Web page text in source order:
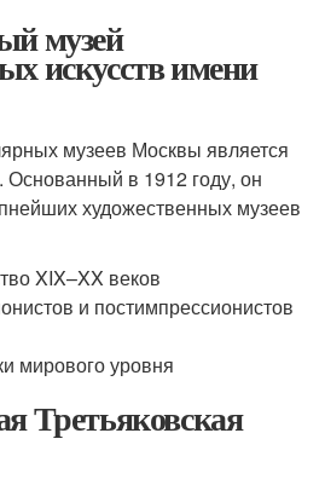
музей
искусств имени
музеев Москвы является
в 1912 году, он
художественных музеев
XIX–XX веков
и постимпрессионистов
мирового уровня
Третьяковская